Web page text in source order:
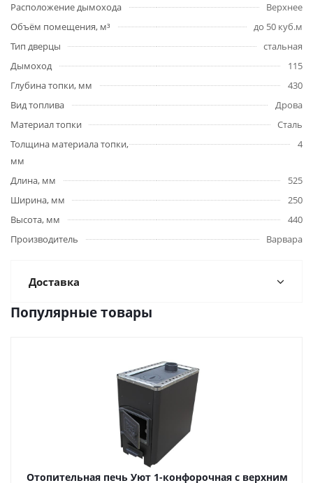
Расположение дымохода
Верхнее
Объём помещения, м³
до 50 куб.м
Тип дверцы
стальная
Дымоход
115
Глубина топки, мм
430
Вид топлива
Дрова
Материал топки
Сталь
Толщина материала топки,
мм
4
Длина, мм
525
Ширина, мм
250
Высота, мм
440
Производитель
Варвара
Доставка
Популярные товары
Отопительная печь Уют 1-конфорочная с верхним